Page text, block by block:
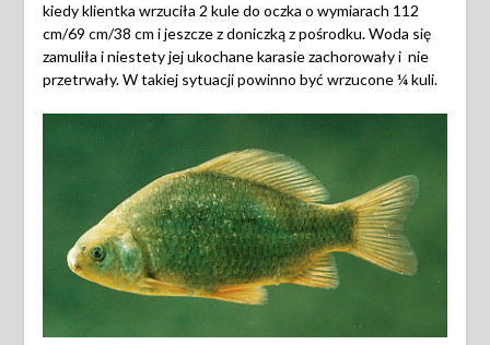
kiedy klientka wrzuciła 2 kule do oczka o wymiarach 112
cm/69 cm/38 cm i jeszcze z doniczką z pośrodku. Woda się
zamuliła i niestety jej ukochane karasie zachorowały i nie
przetrwały. W takiej sytuacji powinno być wrzucone ¼ kuli.